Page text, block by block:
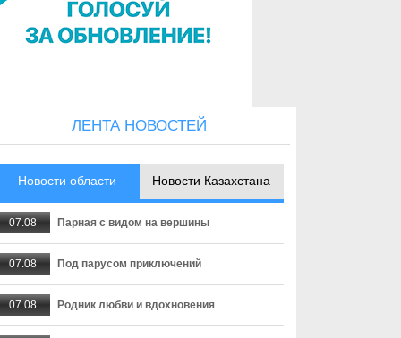
ЛЕНТА НОВОСТЕЙ
Новости области Новости Казахстана
07.08 Парная с видом на вершины
07.08 Под парусом приключений
07.08 Родник любви и вдохновения